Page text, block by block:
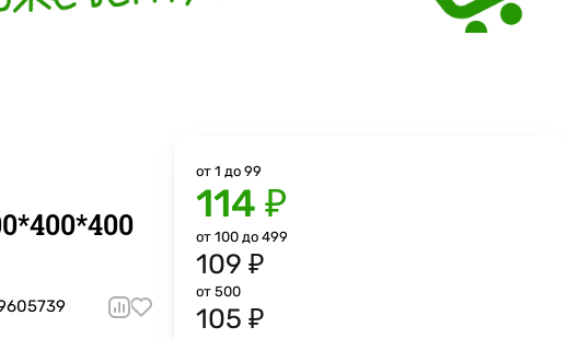
от 1 до 99
114 ₽
от 100 до 499
109 ₽
от 500
105 ₽